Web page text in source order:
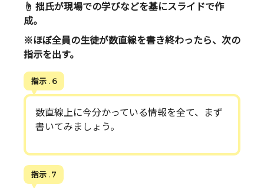
☝ 拙氏が現場での学びなどを基にスライドで作
成。
※ほぼ全員の生徒が数直線を書き終わったら、次の
指示を出す。
指示 . 6
数直線上に今分かっている情報を全て、まず
書いてみましょう。
指示 . 7